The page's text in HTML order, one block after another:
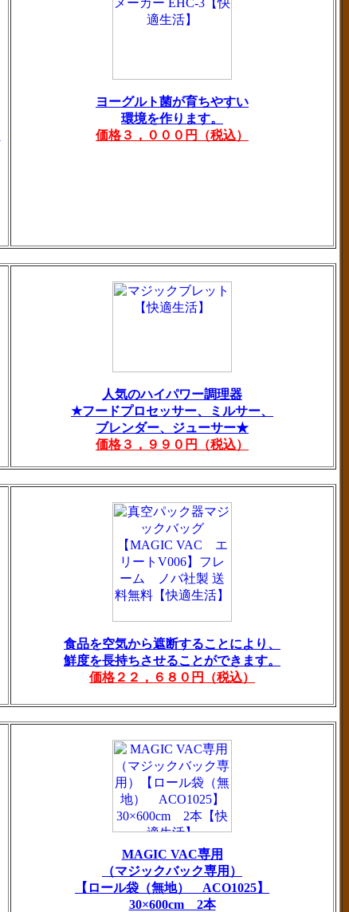
ヨーグルト菌が育ちやすい
環境を作ります。
価格３，０００円（税込）
人気のハイパワー調理器
★フードプロセッサー、ミルサー、
ブレンダー、ジューサー★
価格３，９９０円（税込）
食品を空気から遮断することにより、
鮮度を長持ちさせることができます。
価格２２，６８０円（税込）
MAGIC VAC専用
（マジックバック専用）
【ロール袋（無地） ACO1025】
30×600cm 2本